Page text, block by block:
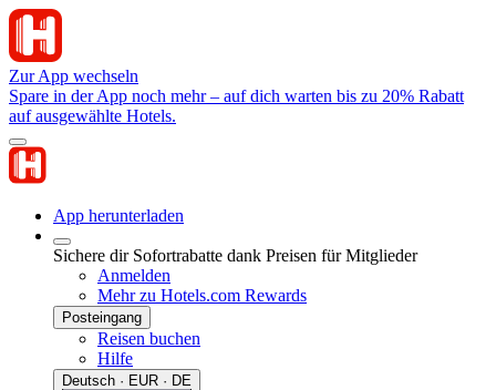
Zur App wechseln
Spare in der App noch mehr – auf dich warten bis zu 20% Rabatt
auf ausgewählte Hotels.
App herunterladen
Sichere dir Sofortrabatte dank Preisen für Mitglieder
Anmelden
Mehr zu Hotels.com Rewards
Posteingang
Reisen buchen
Hilfe
Deutsch · EUR · DE